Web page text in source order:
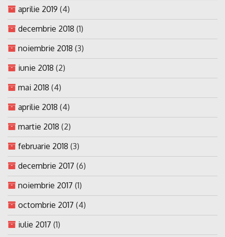
aprilie 2019 (4)
decembrie 2018 (1)
noiembrie 2018 (3)
iunie 2018 (2)
mai 2018 (4)
aprilie 2018 (4)
martie 2018 (2)
februarie 2018 (3)
decembrie 2017 (6)
noiembrie 2017 (1)
octombrie 2017 (4)
iulie 2017 (1)